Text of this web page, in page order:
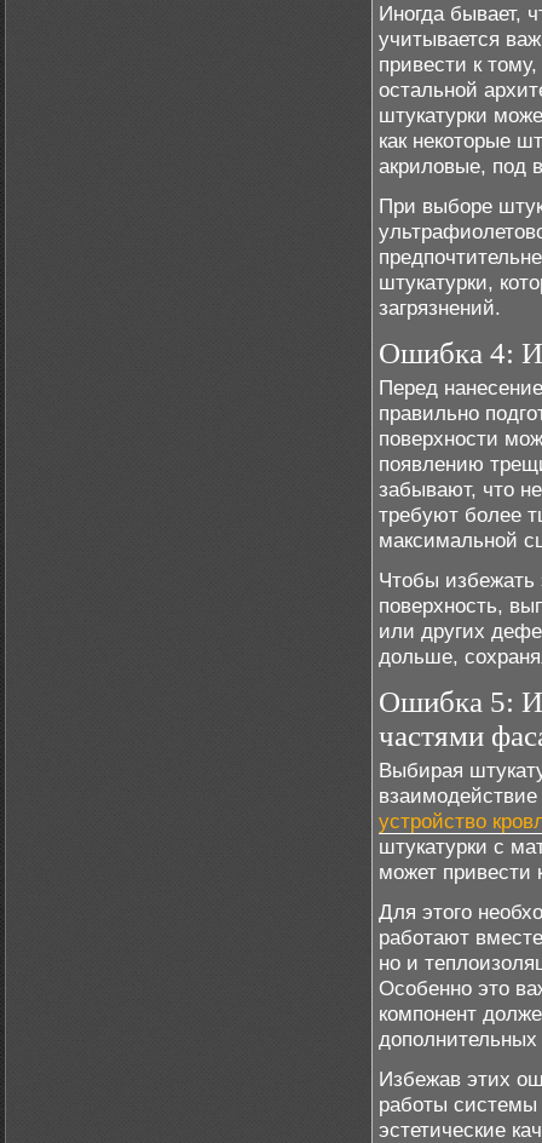
Иногда бывает,
учитывается
привести к
остальной
штукатурки
как некоторые
акриловые, под
При выборе
штукатурки,
загрязнений.
Ошибка 4:
Перед
правильно
поверхности
появлению
забывают, что
требуют более
максимальной
Чтобы избежать
поверхность,
или других
дольше,
Ошибка 5:
частями
Выбирая
устройство
штукатурки с
может привести
Для этого
работают
но и
Особенно это
компонент
дополнительных
Избежав этих
работы
эстетические